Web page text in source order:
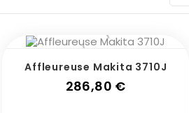
Affleureuse Makita 3710J
286,80 €Prix